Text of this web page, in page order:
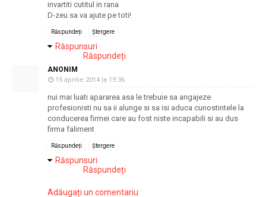
invartiti cutitul in rana
D-zeu sa va ajute pe toti!
Răspundeți Ștergere
Răspunsuri
Răspundeți
ANONIM
15 aprilie 2014 la 19:36
nui mai luati apararea asa le trebuie sa angajeze
profesionisti nu sa ii alunge si sa isi aduca cunostintele la
conducerea firmei care au fost niste incapabili si au dus
firma faliment
Răspundeți Ștergere
Răspunsuri
Răspundeți
Adăugați un comentariu